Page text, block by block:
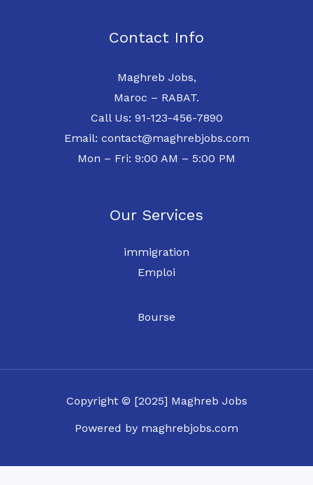
Contact Info
Maghreb Jobs,
Maroc – RABAT.
Call Us: 91-123-456-7890
Email: contact@maghrebjobs.com
Mon – Fri: 9:00 AM – 5:00 PM
Our Services
immigration
Emploi
Bourse
Copyright © [2025] Maghreb Jobs
Powered by maghrebjobs.com